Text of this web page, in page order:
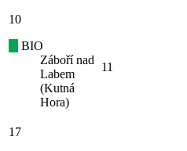
10
BIO
Záboří nad
Labem
(Kutná
Hora)
11
17